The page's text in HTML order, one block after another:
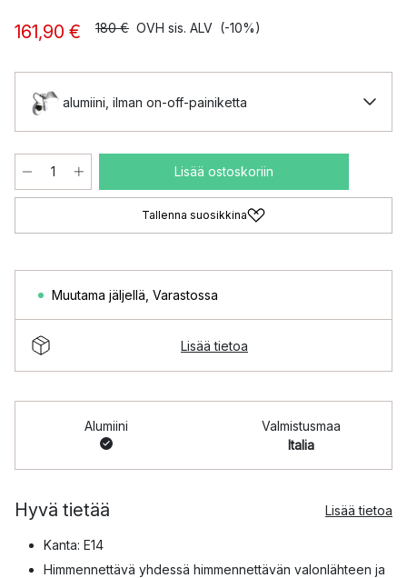
161,90 € 180 € OVH sis. ALV (-10%)
alumiini, ilman on-off-painiketta
Lisää ostoskoriin
Tallenna suosikkina
Muutama jäljellä Varastossa
Lisää tietoa
Alumiini
Valmistusmaa
Italia
Hyvä tietää Lisää tietoa
Kanta: E14
Himmennettävä yhdessä himmennettävän valonlähteen ja